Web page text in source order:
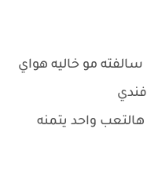
مو خاليه هواي
واحد يتمنه